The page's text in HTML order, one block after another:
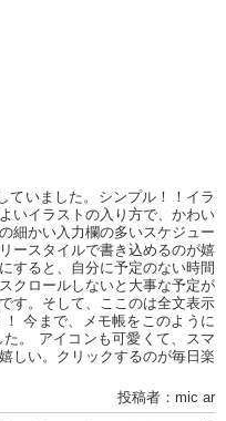
ていました。シンプル！！イラ
いイラストの入り方で、かわい
細かい入力欄の多いスケジュー
ースタイルで書き込めるのが嬉
すると、自分に予定のない時間
クロールしないと大事な予定が
す。そして、ここのは全文表示
今まで、メモ帳をこのように
。 アイコンも可愛くて、スマ
しい。クリックするのが毎日楽
投稿者：mic ar